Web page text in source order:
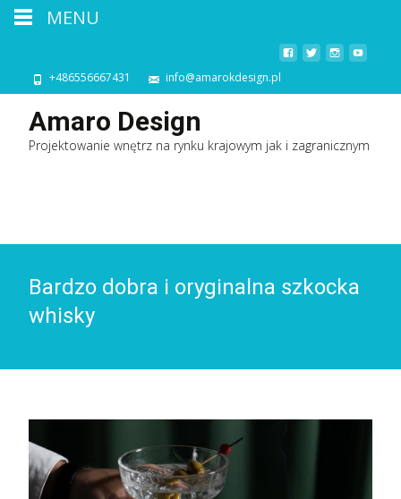
+486556667431 info@amarokdesign.pl
Amaro Design
Projektowanie wnętrz na rynku krajowym jak i zagranicznym
Bardzo dobra i oryginalna szkocka
whisky
MENU